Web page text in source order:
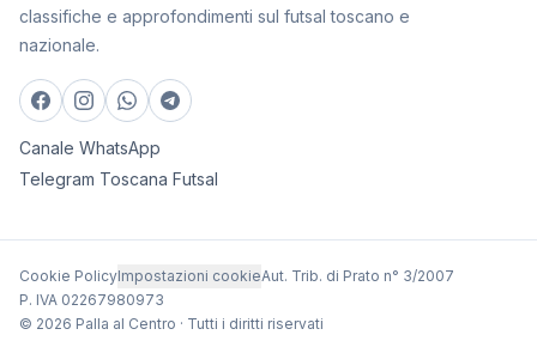
classifiche e approfondimenti sul futsal toscano e
nazionale.
Canale WhatsApp
Telegram Toscana Futsal
Cookie PolicyImpostazioni cookieAut. Trib. di Prato n° 3/2007
P. IVA 02267980973
© 2026 Palla al Centro · Tutti i diritti riservati